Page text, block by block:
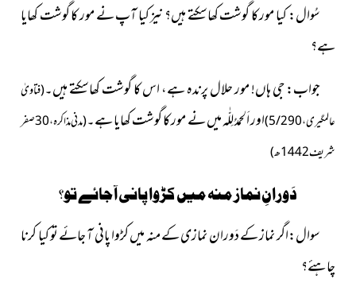
سُوال: کیا مور کا گوشت کھاسکتے ہىں؟ نیز کىا آپ نے مور کا گوشت کھاىا
ہے؟
جواب: جى ہاں! مور حلال پرندہ ہے، اس کا گوشت کھاسکتے ہىں۔(فتاویٰ
عالمگیری، 5/290)
اور اَلحمدُ لِلّٰہ مىں نے مور کا گوشت کھاىا ہے۔(
مدنی مذاکرہ، 30صفر
شریف 1442ھ)
دَورانِ نماز منہ میں کڑوا پانی آ جائے تو؟
سوال:اگر نماز کے دَوران نمازی کے منہ میں کڑوا پانی آ جائے تو کیا کرنا
چاہئے؟